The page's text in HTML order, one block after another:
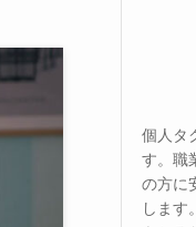
個人タ
す。職
の方に
します